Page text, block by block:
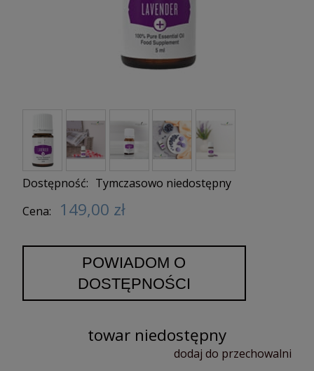
Dostępność: Tymczasowo niedostępny
Cena:
149,00 zł
POWIADOM O
DOSTĘPNOŚCI
towar niedostępny
dodaj do przechowalni